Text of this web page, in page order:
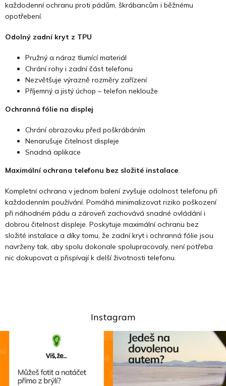
každodenní ochranu proti pádům, škrábancům i běžnému
opotřebení.
Odolný zadní kryt z TPU
Pružný a náraz tlumící materiál
Chrání rohy i zadní část telefonu
Nezvětšuje výrazně rozměry zařízení
Příjemný a jistý úchop – telefon neklouže
Ochranná fólie na displej
Chrání obrazovku před poškrábáním
Nenarušuje čitelnost displeje
Snadná aplikace
Maximální ochrana telefonu bez složité instalace.
Kompletní ochrana v jednom balení zvyšuje odolnost telefonu při
každodenním používání. Pomáhá minimalizovat riziko poškození
při náhodném pádu a zároveň zachovává snadné ovládání i
dobrou čitelnost displeje. Poskytuje maximální ochranu bez
složité instalace a díky tomu, že zadní kryt i ochranná fólie jsou
navrženy tak, aby spolu dokonale spolupracovaly, není potřeba
nic dokupovat a přispívají k delší životnosti telefonu.
Instagram